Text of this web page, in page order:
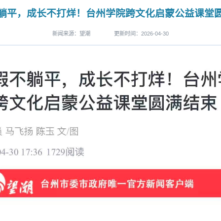
平，成长不打烊！台州学院跨文化启蒙公益课堂
新闻来源：望潮 更新时间：2026-04-30